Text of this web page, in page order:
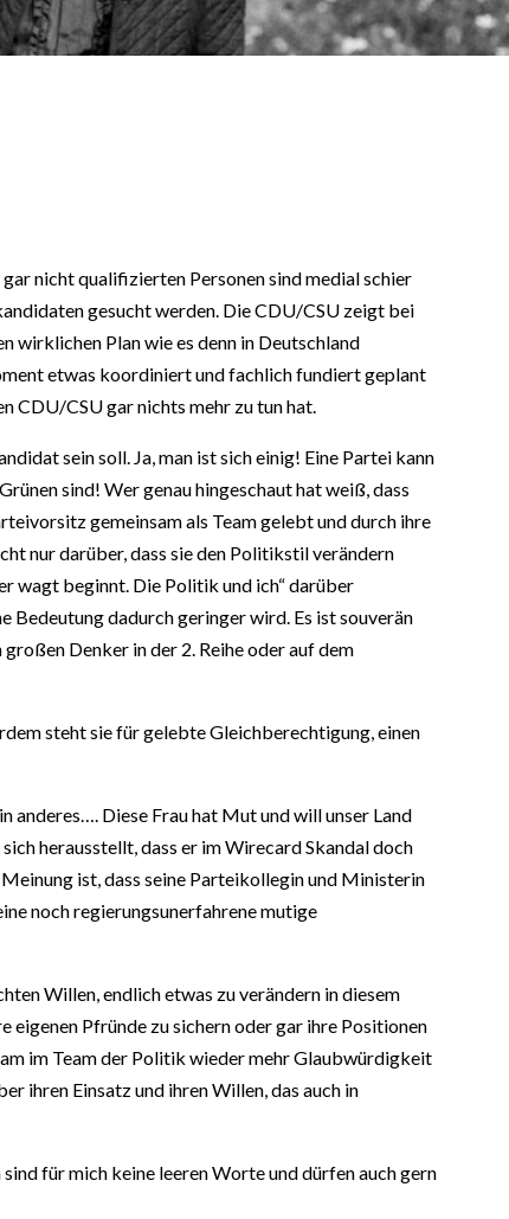
nicht qualifizierten Personen sind medial schier
gesucht werden. Die CDU/CSU zeigt bei
wirklichen Plan wie es denn in Deutschland
etwas koordiniert und fachlich fundiert geplant
CDU/CSU gar nichts mehr zu tun hat.
sein soll. Ja, man ist sich einig! Eine Partei kann
sind! Wer genau hingeschaut hat weiß, dass
gemeinsam als Team gelebt und durch ihre
nur darüber, dass sie den Politikstil verändern
wagt beginnt. Die Politik und ich“ darüber
Bedeutung dadurch geringer wird. Es ist souverän
Denker in der 2. Reihe oder auf dem
steht sie für gelebte Gleichberechtigung, einen
anderes…. Diese Frau hat Mut und will unser Land
herausstellt, dass er im Wirecard Skandal doch
ist, dass seine Parteikollegin und Ministerin
noch regierungsunerfahrene mutige
Willen, endlich etwas zu verändern in diesem
eigenen Pfründe zu sichern oder gar ihre Positionen
im Team der Politik wieder mehr Glaubwürdigkeit
ihren Einsatz und ihren Willen, das auch in
für mich keine leeren Worte und dürfen auch gern